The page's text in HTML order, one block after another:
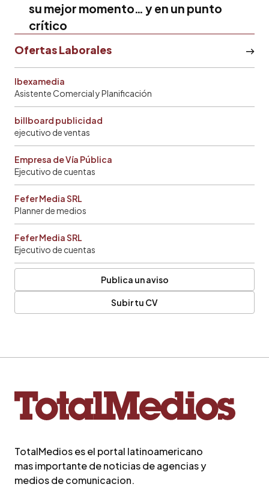
su mejor momento… y en un punto
crítico
Ofertas Laborales
Ibexamedia
Asistente Comercial y Planificación
billboard publicidad
ejecutivo de ventas
Empresa de Vía Pública
Ejecutivo de cuentas
Fefer Media SRL
Planner de medios
Fefer Media SRL
Ejecutivo de cuentas
Publica un aviso
Subir tu CV
TotalMedios es el portal latinoamericano
mas importante de noticias de agencias y
medios de comunicacion.